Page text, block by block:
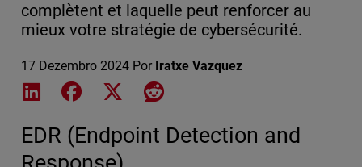
complètent et laquelle peut renforcer au
mieux votre stratégie de cybersécurité.
17 Dezembro 2024 Por Iratxe Vazquez
Share on LinkedIn
Share on Facebook
Share on XShare on Reddit
EDR (Endpoint Detection and